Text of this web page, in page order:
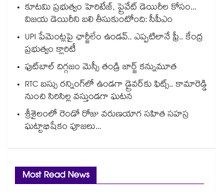
కూటమి ప్రభుత్వం హెరిటేజ్, ప్రైవేట్ డెయిరీల కోసం...
విజయ డెయిరీని బలి తీసుకుంటోంది: సీపీఎం
UPI పేమెంట్లపై ఛార్జీలేం ఉండవ్.. ఎప్పటిలానే ఫ్రీ.. కేంద్ర
ప్రభుత్వం క్లారిటీ
ఫుట్‎బాల్ దిగ్గజం మెస్సీ తండ్రి జార్జ్ కన్నుమూత
RTC బస్సు రన్నింగ్⁫లో ఉండగా డ్రైవర్‌కు ఫిట్స్.. కామారెడ్డి
నుంచి సిరిసిల్ల వస్తుండగా ఘటన
శ్రీశైలంలో రెండో రోజు వరుణయాగ సహిత సహస్ర
ఘట్టాభిషేకం పూజలు...
Most Read News